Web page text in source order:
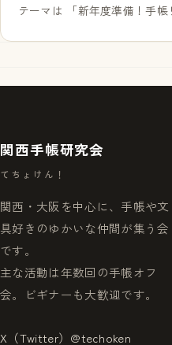
テーマは 「新年度準備！手
関西手帳研究会
てちょけん！
関西・大阪を中心に、手帳や文
具好きのゆかいな仲間が集う会
です。
主な活動は年数回の手帳オフ
会。ビギナーも大歓迎です。
X（Twitter）@techoken